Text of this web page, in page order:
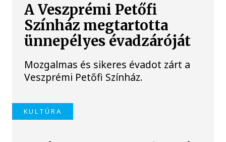
A Veszprémi Petőfi
Színház megtartotta
ünnepélyes évadzáróját
Mozgalmas és sikeres évadot zárt a
Veszprémi Petőfi Színház.
KULTÚRA